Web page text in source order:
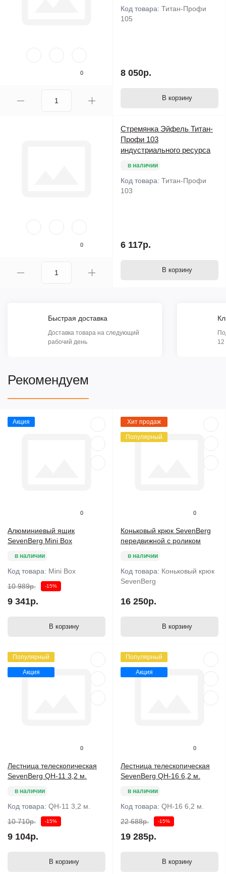
0
Код товара: Титан-Профи
105
8 050р.
В корзину
0
Стремянка Эйфель Титан-
Профи 103
индустриального ресурса
в наличии
Код товара: Титан-Профи
103
6 117р.
В корзину
Быстрая доставка
Доставка товара на следующий
рабочий день
12
Рекомендуем
Акция
0
Алюминиевый ящик
SevenBerg Mini Box
в наличии
Код товара: Mini Box
10 989р.
-15%
9 341р.
В корзину
Хит продаж
Популярный
0
Коньковый крюк SevenBerg
передвижной с роликом
в наличии
Код товара: Коньковый крюк
SevenBerg
16 250р.
В корзину
Популярный
Акция
0
Лестница телескопическая
SevenBerg QH-11 3,2 м.
в наличии
Код товара: QH-11 3,2 м.
10 710р.
-15%
9 104р.
В корзину
Популярный
Акция
0
Лестница телескопическая
SevenBerg QH-16 6,2 м.
в наличии
Код товара: QH-16 6,2 м.
22 688р.
-15%
19 285р.
В корзину